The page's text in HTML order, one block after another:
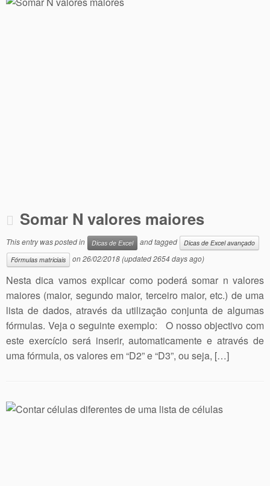
Somar N valores maiores
This entry was posted in Dicas de Excel and tagged
Dicas de Excel avançado
Fórmulas matriciais
on26/02/2018(updated 2654 days ago)
Nesta dica vamos explicar como poderá somar n valores
maiores (maior, segundo maior, terceiro maior, etc.) de uma
lista de dados, através da utilização conjunta de algumas
fórmulas. Veja o seguinte exemplo: O nosso objectivo com
este exercício será inserir, automaticamente e através de
uma fórmula, os valores em “D2” e “D3”, ou seja, […]